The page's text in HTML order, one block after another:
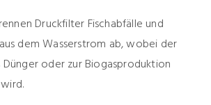
Druckfilter Fischabfälle und
dem Wasserstrom ab, wobei der
Dünger oder zur Biogasproduktion